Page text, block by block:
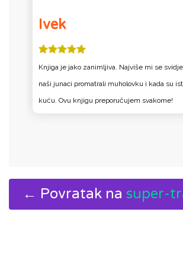
Ivek
Knjiga je jako zanimljiva. Najviše mi se
naši junaci promatrali muholovku i kada su
kuću. Ovu knjigu preporučujem svakome!
← Povratak na super-